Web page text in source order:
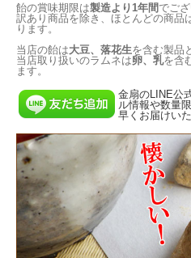
飴の賞味期限は製造より1年間 でござ
訳あり商品を除き、ほとんどの商品
ります。
当店の飴は大豆、落花生を含む製品
当店取り扱いのラムネは卵、乳を含
ます。
金扇のLINE公
ル情報や数量
早くお届けい